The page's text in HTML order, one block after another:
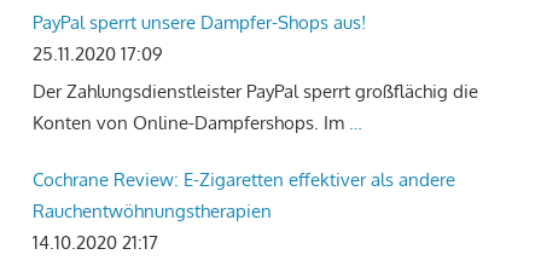
PayPal sperrt unsere Dampfer-Shops aus!
25.11.2020 17:09
Der Zahlungsdienstleister PayPal sperrt großflächig die
Konten von Online-Dampfershops. Im …
Cochrane Review: E-Zigaretten effektiver als andere
Rauchentwöhnungstherapien
14.10.2020 21:17